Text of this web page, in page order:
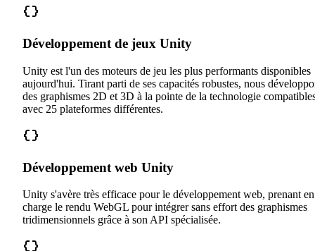
Développement de jeux Unity
Unity est l'un des moteurs de jeu les plus performants disponibles
aujourd'hui. Tirant parti de ses capacités robustes, nous
des graphismes 2D et 3D à la pointe de la technologie
avec 25 plateformes différentes.
Développement web Unity
Unity s'avère très efficace pour le développement web, prenant en
charge le rendu WebGL pour intégrer sans effort des graphismes
tridimensionnels grâce à son API spécialisée.